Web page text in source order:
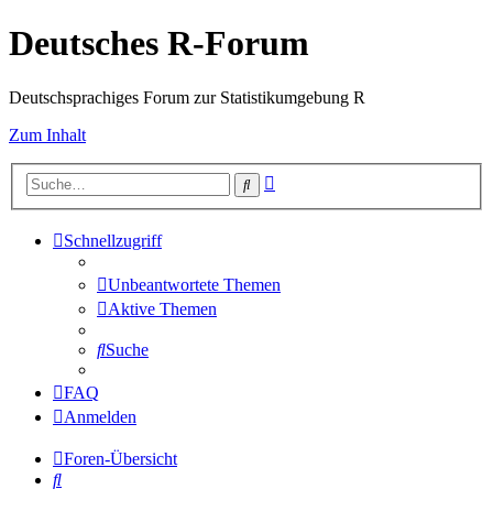
Deutsches R-Forum
Deutschsprachiges Forum zur Statistikumgebung R
Zum Inhalt
Suche
Schnellzugriff
Unbeantwortete Themen
Aktive Themen
Suche
FAQ
Anmelden
Foren-Übersicht
Suche